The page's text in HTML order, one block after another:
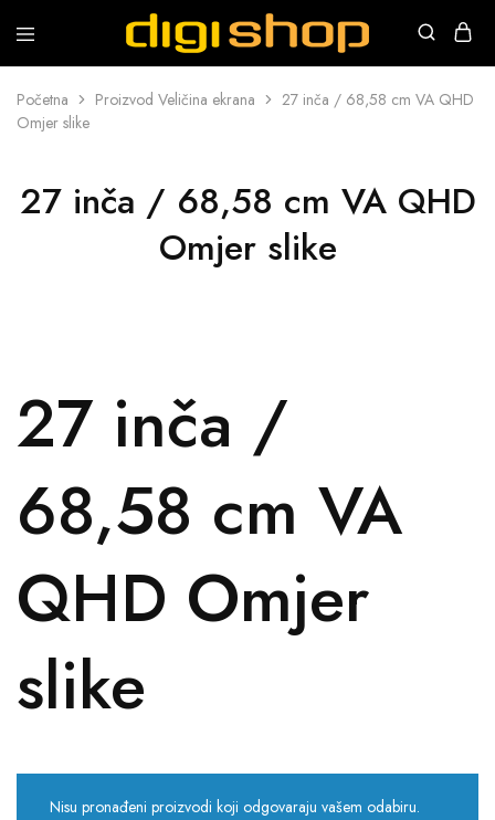
Digishop
Vaša
trgovina!
Početna Proizvod Veličina ekrana
27 inča / 68,58 cm VA QHD
Omjer slike
27 inča / 68,58 cm VA QHD
Omjer slike
27 inča /
68,58 cm VA
QHD Omjer
slike
Nisu pronađeni proizvodi koji odgovaraju vašem odabiru.